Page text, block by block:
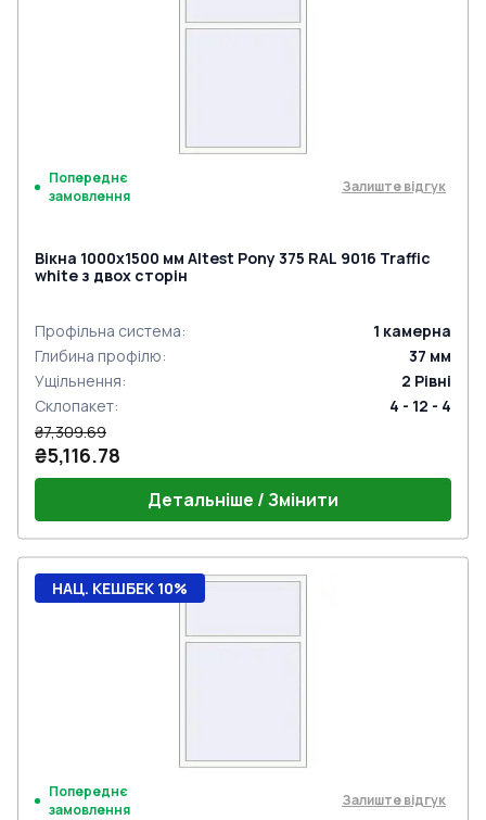
Попереднє
замовлення
Залиште відгук
Вікна 1000x1500 мм Altest Pony 375 RAL 9016 Traffic
white з двох сторін
Профільна система: 1 камерна
Глибина профілю: 37 мм
Ущільнення: 2 Рівні
Склопакет:
4 - 12 - 4
₴7,309.69
₴5,116.78
Детальніше / Змінити
НАЦ. КЕШБЕК 10%
Попереднє
замовлення
Залиште відгук